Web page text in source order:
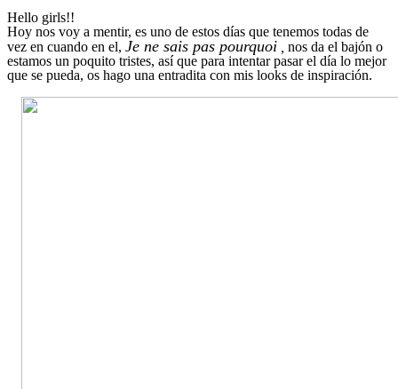
Hello girls!!
Hoy nos voy a mentir, es uno de estos días que tenemos todas de
vez en cuando en el, Je ne sais pas pourquoi
nos da el bajón o
estamos un poquito tristes, así que para intentar pasar el día lo mejor
que se pueda, os hago una entradita con mis looks de inspiración.